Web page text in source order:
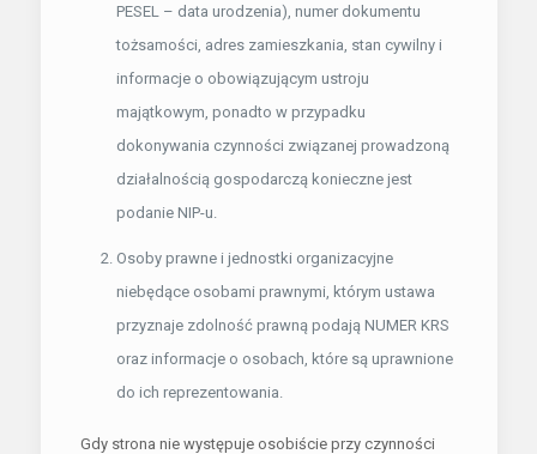
PESEL – data urodzenia), numer dokumentu
tożsamości, adres zamieszkania, stan cywilny i
informacje o obowiązującym ustroju
majątkowym, ponadto w przypadku
dokonywania czynności związanej prowadzoną
działalnością gospodarczą konieczne jest
podanie NIP-u.
Osoby prawne i jednostki organizacyjne
niebędące osobami prawnymi, którym ustawa
przyznaje zdolność prawną podają NUMER KRS
oraz informacje o osobach, które są uprawnione
do ich reprezentowania.
Gdy strona nie występuje osobiście przy czynności